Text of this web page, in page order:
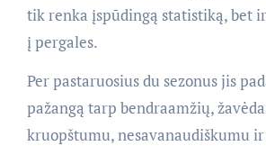
tik renka įspūdingą statistiką, bet
į pergales.
Per pastaruosius du sezonus jis
pažangą tarp bendraamžių,
kruopštumu, nesavanaudiškumu